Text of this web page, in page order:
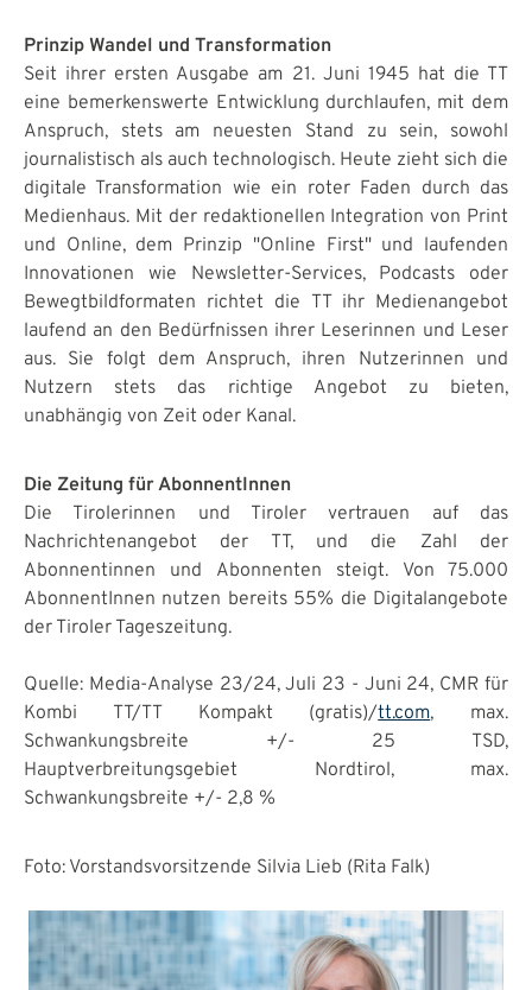
Prinzip Wandel und Transformation
Seit ihrer ersten Ausgabe am 21. Juni 1945 hat die TT
eine bemerkenswerte Entwicklung durchlaufen, mit dem
Anspruch, stets am neuesten Stand zu sein, sowohl
journalistisch als auch technologisch. Heute zieht sich die
digitale Transformation wie ein roter Faden durch das
Medienhaus. Mit der redaktionellen Integration von Print
und Online, dem Prinzip "Online First" und laufenden
Innovationen wie Newsletter-Services, Podcasts oder
Bewegtbildformaten richtet die TT ihr Medienangebot
laufend an den Bedürfnissen ihrer Leserinnen und Leser
aus. Sie folgt dem Anspruch, ihren Nutzerinnen und
Nutzern stets das richtige Angebot zu bieten,
unabhängig von Zeit oder Kanal.
Die Zeitung für AbonnentInnen
Die Tirolerinnen und Tiroler vertrauen auf das
Nachrichtenangebot der TT, und die Zahl der
Abonnentinnen und Abonnenten steigt. Von 75.000
AbonnentInnen nutzen bereits 55% die Digitalangebote
der Tiroler Tageszeitung.
Quelle: Media-Analyse 23/24, Juli 23 - Juni 24, CMR für
Kombi TT/TT Kompakt (gratis)/tt.com, max.
Schwankungsbreite +/- 25 TSD,
Hauptverbreitungsgebiet Nordtirol, max.
Schwankungsbreite +/- 2,8 %
Foto: Vorstandsvorsitzende Silvia Lieb (Rita Falk)